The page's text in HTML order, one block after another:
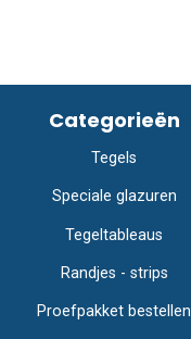
Categorieën
Tegels
Speciale glazuren
Tegeltableaus
Randjes - strips
Proefpakket bestellen